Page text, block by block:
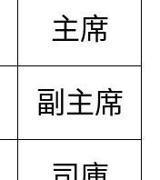
主席
副主席